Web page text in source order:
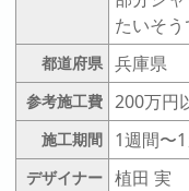
たいそう
都道府県 兵庫県
参考施工費 200万円
施工期間 1週間〜
デザイナー 植田 実